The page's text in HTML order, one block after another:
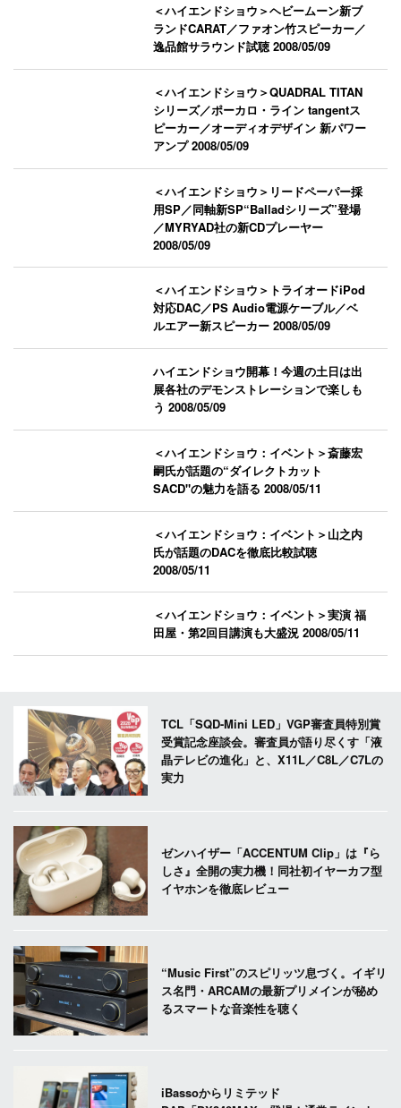
＜ハイエンドショウ＞ヘビームーン新ブ
ランドCARAT／ファオン竹スピーカー／
逸品館サラウンド試聴2008/05/09
＜ハイエンドショウ＞QUADRAL TITAN
シリーズ／ポーカロ・ライン tangentス
ピーカー／オーディオデザイン 新パワー
アンプ2008/05/09
＜ハイエンドショウ＞リードペーパー採
用SP／同軸新SP“Balladシリーズ”登場
／MYRYAD社の新CDプレーヤー
2008/05/09
＜ハイエンドショウ＞トライオードiPod
対応DAC／PS Audio電源ケーブル／ベ
ルエアー新スピーカー2008/05/09
ハイエンドショウ開幕！今週の土日は出
展各社のデモンストレーションで楽しも
う2008/05/09
＜ハイエンドショウ：イベント＞斎藤宏
嗣氏が話題の“ダイレクトカット
SACD"の魅力を語る2008/05/11
＜ハイエンドショウ：イベント＞山之内
氏が話題のDACを徹底比較試聴
2008/05/11
＜ハイエンドショウ：イベント＞実演 福
田屋・第2回目講演も大盛況2008/05/11
TCL「SQD-Mini LED」VGP審査員特別賞
受賞記念座談会。審査員が語り尽くす「液
晶テレビの進化」と、X11L／C8L／C7Lの
実力
ゼンハイザー「ACCENTUM Clip」は『ら
しさ』全開の実力機！同社初イヤーカフ型
イヤホンを徹底レビュー
“Music First”のスピリッツ息づく。イギリ
ス名門・ARCAMの最新プリメインが秘め
るスマートな音楽性を聴く
iBassoからリミテッド